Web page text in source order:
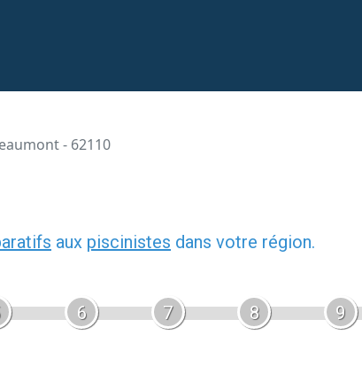
- 62110
aux piscinistes dans votre région.
6 7 8 9